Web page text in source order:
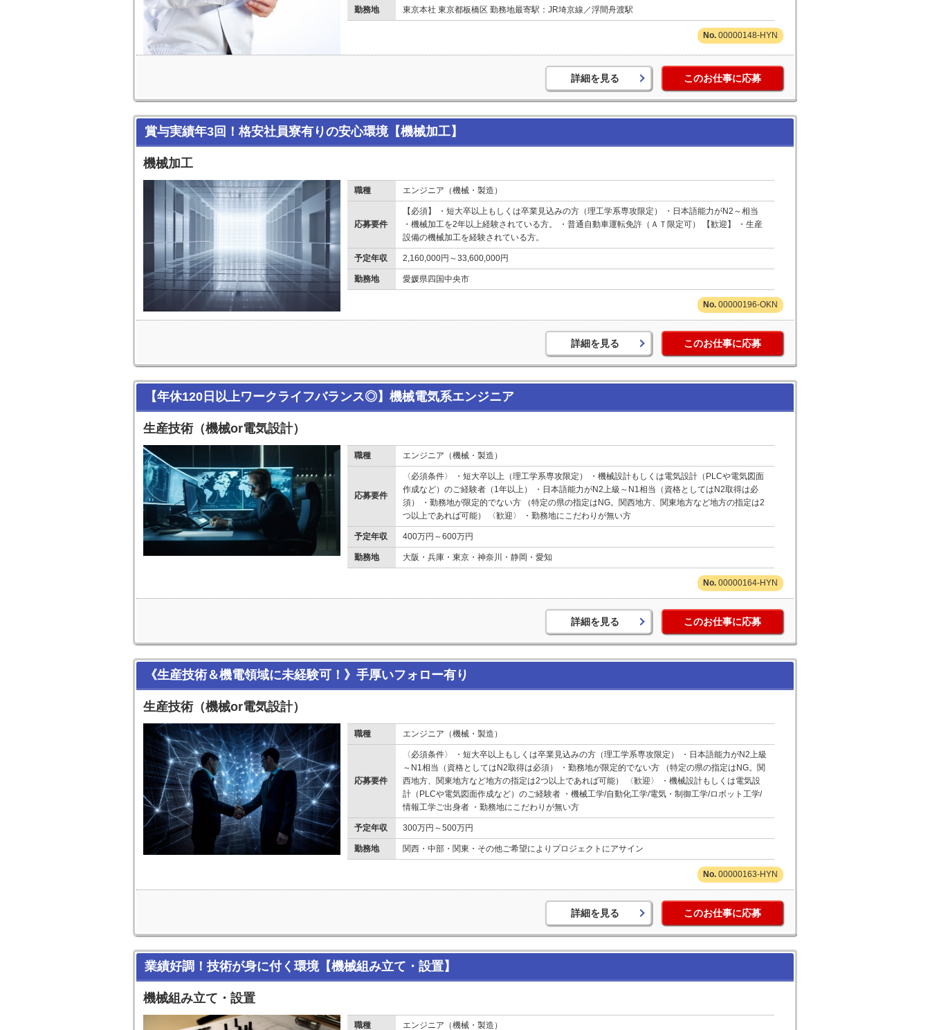
勤務地 東京本社 東京都板橋区 勤務地最寄駅：JR埼京線／浮間舟渡駅
00000148-HYN
詳細を見る このお仕事に応募
賞与実績年3回！格安社員寮有りの安心環境【機械加工】
機械加工
職種 エンジニア（機械・製造）
応募要件
【必須】 ・短大卒以上もしくは卒業見込みの方（理工学系専攻限定） ・日本語能力がN2～相当
・機械加工を2年以上経験されている方。 ・普通自動車運転免許（ＡＴ限定可） 【歓迎】 ・生産
設備の機械加工を経験されている方。
予定年収 2,160,000円～33,600,000円
勤務地 愛媛県四国中央市
00000196-OKN
詳細を見る このお仕事に応募
【年休120日以上ワークライフバランス◎】機械電気系エンジニア
生産技術（機械or電気設計）
職種 エンジニア（機械・製造）
応募要件
〈必須条件〉 ・短大卒以上（理工学系専攻限定） ・機械設計もしくは電気設計（PLCや電気図面
作成など）のご経験者（1年以上） ・日本語能力がN2上級～N1相当（資格としてはN2取得は必
須） ・勤務地が限定的でない方 （特定の県の指定はNG。関西地方、関東地方など地方の指定は2
つ以上であれば可能） 〈歓迎〉 ・勤務地にこだわりが無い方
予定年収 400万円～600万円
勤務地 大阪・兵庫・東京・神奈川・静岡・愛知
00000164-HYN
詳細を見る このお仕事に応募
《生産技術＆機電領域に未経験可！》手厚いフォロー有り
生産技術（機械or電気設計）
職種 エンジニア（機械・製造）
応募要件
〈必須条件〉 ・短大卒以上もしくは卒業見込みの方（理工学系専攻限定） ・日本語能力がN2上級
～N1相当（資格としてはN2取得は必須） ・勤務地が限定的でない方 （特定の県の指定はNG。関
西地方、関東地方など地方の指定は2つ以上であれば可能） 〈歓迎〉 ・機械設計もしくは電気設
計（PLCや電気図面作成など）のご経験者 ・機械工学/自動化工学/電気・制御工学/ロボット工学/
情報工学ご出身者 ・勤務地にこだわりが無い方
予定年収 300万円～500万円
勤務地 関西・中部・関東・その他ご希望によりプロジェクトにアサイン
00000163-HYN
詳細を見る このお仕事に応募
業績好調！技術が身に付く環境【機械組み立て・設置】
機械組み立て・設置
職種 エンジニア（機械・製造）